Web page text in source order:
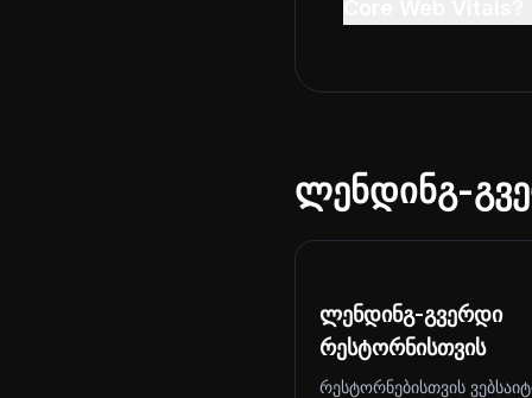
ლენდინგ-
ლენდინგ-გვერდი
რესტორნისთვის
რესტორნებისთვის